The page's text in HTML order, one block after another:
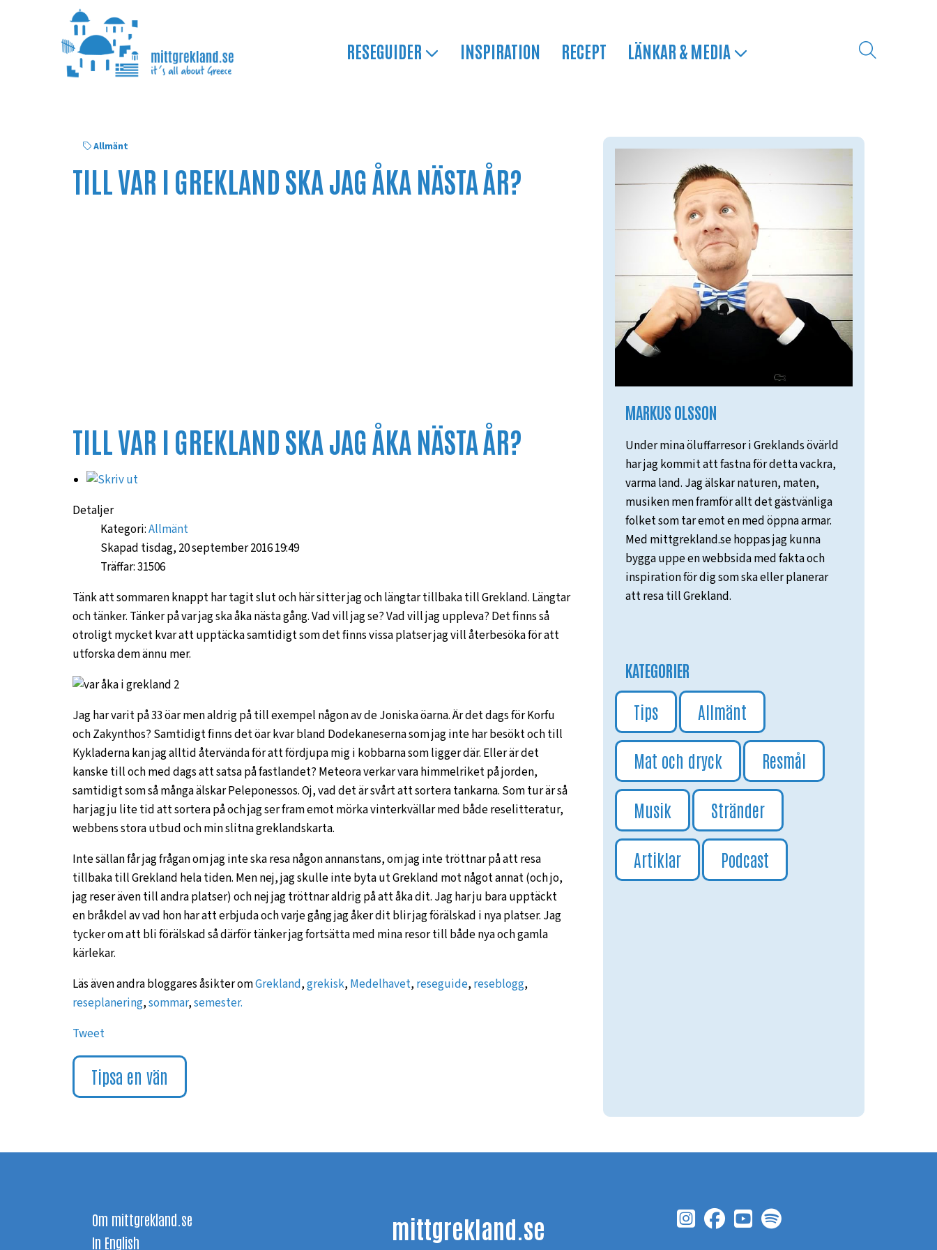
RESEGUIDER INSPIRATION RECEPT LÄNKAR & MEDIA
Allmänt
TILL VAR I GREKLAND SKA JAG ÅKA NÄSTA ÅR?
TILL VAR I GREKLAND SKA JAG ÅKA NÄSTA ÅR?
Detaljer
Kategori:Allmänt
Skapad tisdag, 20 september 2016 19:49
Träffar: 31506
Tänk att sommaren knappt har tagit slut och här sitter jag och längtar tillbaka till Grekland. Längtar
och tänker. Tänker på var jag ska åka nästa gång. Vad vill jag se? Vad vill jag uppleva? Det finns så
otroligt mycket kvar att upptäcka samtidigt som det finns vissa platser jag vill återbesöka för att
utforska dem ännu mer.
Jag har varit på 33 öar men aldrig på till exempel någon av de Joniska öarna. Är det dags för Korfu
och Zakynthos? Samtidigt finns det öar kvar bland Dodekaneserna som jag inte har besökt och till
Kykladerna kan jag alltid återvända för att fördjupa mig i kobbarna som ligger där. Eller är det
kanske till och med dags att satsa på fastlandet? Meteora verkar vara himmelriket på jorden,
samtidigt som så många älskar Peleponessos. Oj, vad det är svårt att sortera tankarna. Som tur är så
har jag ju lite tid att sortera på och jag ser fram emot mörka vinterkvällar med både reselitteratur,
webbens stora utbud och min slitna greklandskarta.
Inte sällan får jag frågan om jag inte ska resa någon annanstans, om jag inte tröttnar på att resa
tillbaka till Grekland hela tiden. Men nej, jag skulle inte byta ut Grekland mot något annat (och jo,
jag reser även till andra platser) och nej jag tröttnar aldrig på att åka dit. Jag har ju bara upptäckt
en bråkdel av vad hon har att erbjuda och varje gång jag åker dit blir jag förälskad i nya platser. Jag
tycker om att bli förälskad så därför tänker jag fortsätta med mina resor till både nya och gamla
kärlekar.
Läs även andra bloggares åsikter omGrekland,grekisk, Medelhavet, reseguide, reseblogg,
reseplanering,sommar,semester.
Tweet
Tipsa en vän
MARKUS OLSSON
Under mina öluffarresor i Greklands övärld
har jag kommit att fastna för detta vackra,
varma land. Jag älskar naturen, maten,
musiken men framför allt det gästvänliga
folket som tar emot en med öppna armar.
Med mittgrekland.se hoppas jag kunna
bygga uppe en webbsida med fakta och
inspiration för dig som ska eller planerar
att resa till Grekland.
KATEGORIER
Tips Allmänt
Mat och dryck Resmål
Musik Stränder
Artiklar Podcast
Om mittgrekland.se
In English
mittgrekland.se